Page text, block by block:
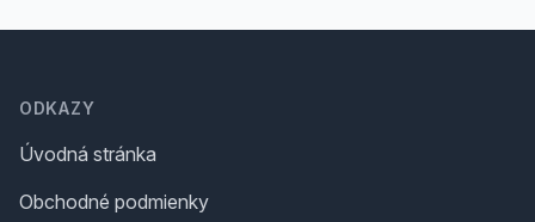
ODKAZY
Úvodná stránka
Obchodné podmienky